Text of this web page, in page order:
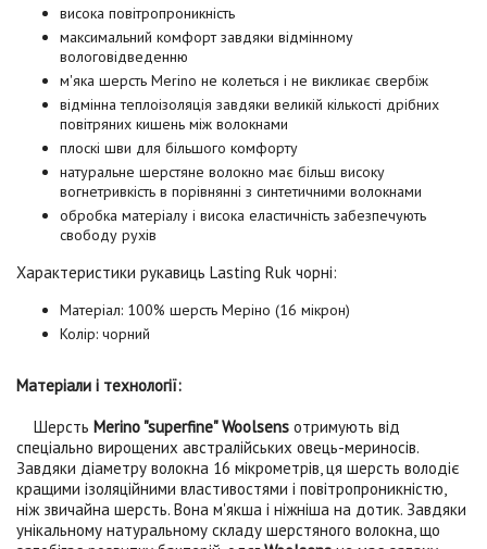
висока повітропроникність
максимальний комфорт завдяки відмінному
вологовідведенню
м'яка шерсть Merino не колеться і не викликає свербіж
відмінна теплоізоляція завдяки великій кількості дрібних
повітряних кишень між волокнами
плоскі шви для більшого комфорту
натуральне шерстяне волокно має більш високу
вогнетривкість в порівнянні з синтетичними волокнами
обробка матеріалу і висока еластичність забезпечують
свободу рухів
Характеристики рукавиць Lasting Ruk чорні:
Матеріал: 100% шерсть Меріно (16 мікрон)
Колір: чорний
Матеріали і технології:
Шерсть Merino "superfine" Woolsens отримують від
спеціально вирощених австралійських овець-мериносів.
Завдяки діаметру волокна 16 мікрометрів, ця шерсть володіє
кращими ізоляційними властивостями і повітропроникністю,
ніж звичайна шерсть. Вона м'якша і ніжніша на дотик. Завдяки
унікальному натуральному складу шерстяного волокна, що